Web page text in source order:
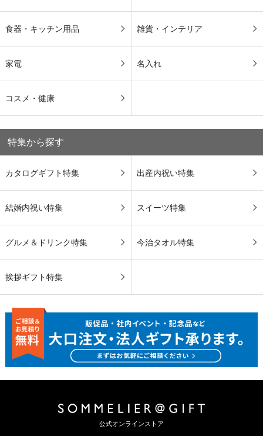
食器・キッチン用品 雑貨・インテリア
家電 名入れ
コスメ・健康
特集から探す
カタログギフト特集 出産内祝い特集
結婚内祝い特集 スイーツ特集
グルメ＆ドリンク特集 今治タオル特集
挨拶ギフト特集
公式オンラインストア